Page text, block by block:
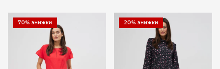
70% знижки 20% знижки